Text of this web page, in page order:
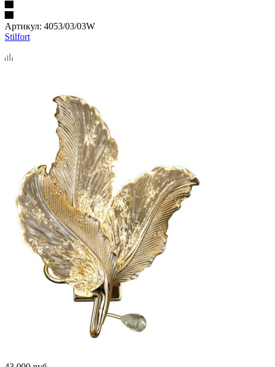
Артикул: 4053/03/03W
Stilfort